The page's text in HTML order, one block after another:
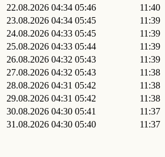
22.08.2026 04:34 05:46 11:40
23.08.2026 04:34 05:45 11:39
24.08.2026 04:33 05:45 11:39
25.08.2026 04:33 05:44 11:39
26.08.2026 04:32 05:43 11:39
27.08.2026 04:32 05:43 11:38
28.08.2026 04:31 05:42 11:38
29.08.2026 04:31 05:42 11:38
30.08.2026 04:30 05:41 11:37
31.08.2026 04:30 05:40 11:37